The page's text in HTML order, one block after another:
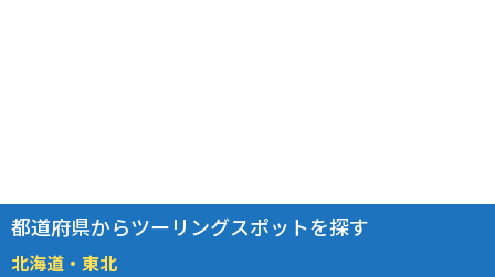
都道府県からツーリングスポットを探す
北海道・東北